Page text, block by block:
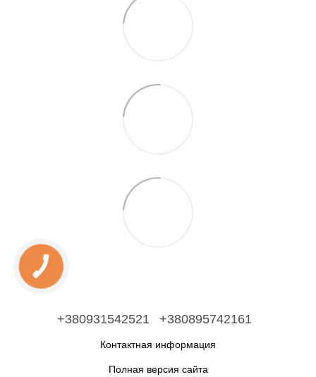
+380931542521 +380895742161
Контактная информация
Полная версия сайта